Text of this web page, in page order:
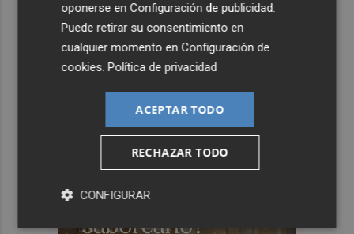
oponerse enConfiguración de publicidad.
Puede retirar su consentimiento en
cualquier momento enConfiguración de
cookies.Política de privacidad
ACEPTAR TODO
RECHAZAR TODO
CONFIGURAR